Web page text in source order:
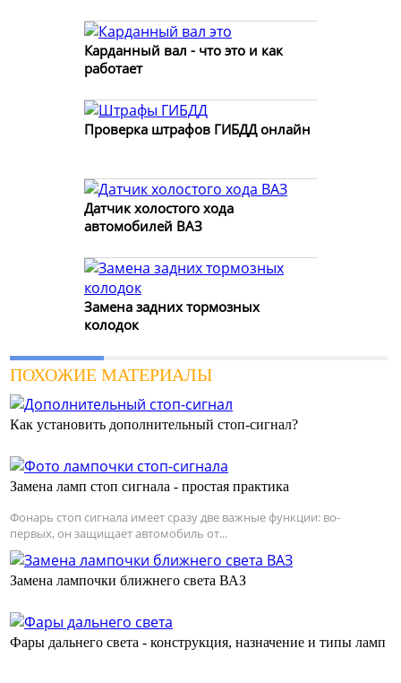
Карданный вал - что это и как
работает
Проверка штрафов ГИБДД онлайн
Датчик холостого хода
автомобилей ВАЗ
Замена задних тормозных
колодок
ПОХОЖИЕ МАТЕРИАЛЫ
Как установить дополнительный стоп-сигнал?
Замена ламп стоп сигнала - простая практика
Фонарь стоп сигнала имеет сразу две важные функции: во-
первых, он защищает автомобиль от...
Замена лампочки ближнего света ВАЗ
Фары дальнего света - конструкция, назначение и типы ламп